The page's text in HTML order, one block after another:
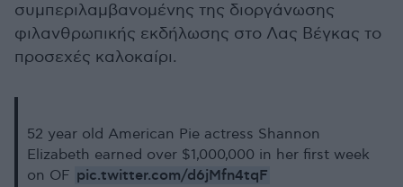
συμπεριλαμβανομένης της διοργάνωσης
φιλανθρωπικής εκδήλωσης στο Λας Βέγκας το
προσεχές καλοκαίρι.
52 year old American Pie actress Shannon
Elizabeth earned over $1,000,000 in her first week
on OF pic.twitter.com/d6jMfn4tqF